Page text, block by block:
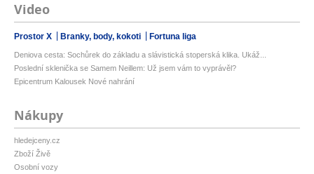
Video
Prostor X Branky, body, kokoti Fortuna liga
Deniova cesta: Sochůrek do základu a slávistická stoperská klika. Ukáž...
Poslední sklenička se Samem Neillem: Už jsem vám to vyprávěl?
Epicentrum Kalousek Nové nahrání
Nákupy
hledejceny.cz
Zboží Živě
Osobní vozy